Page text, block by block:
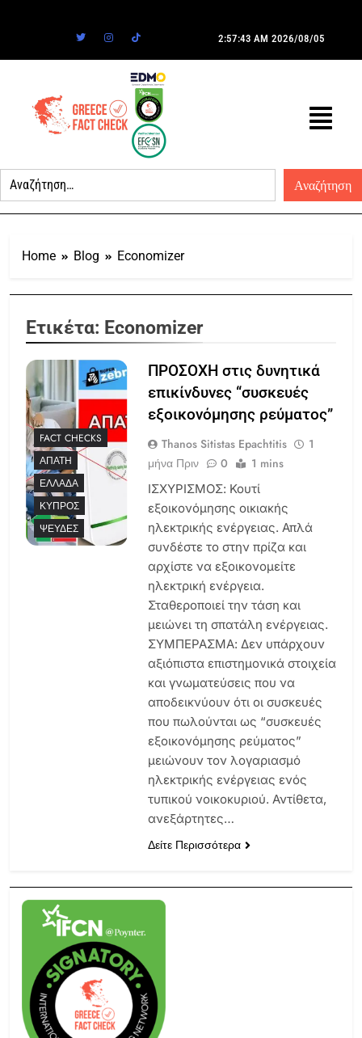
2:57:43 AM 2026/08/05
Home Blog Economizer
Ετικέτα: Economizer
FACT CHECKS
ΑΠΆΤΗ
ΕΛΛΆΔΑ
ΚΎΠΡΟΣ
ΨΕΥΔΈΣ
ΠΡΟΣΟΧΗ στις δυνητικά
επικίνδυνες “συσκευές
εξοικονόμησης ρεύματος”
Thanos Sitistas Epachtitis
1
μήνα Πριν
0 1 mins
ΙΣΧΥΡΙΣΜΟΣ: Κουτί
εξοικονόμησης οικιακής
ηλεκτρικής ενέργειας. Απλά
συνδέστε το στην πρίζα και
αρχίστε να εξοικονομείτε
ηλεκτρική ενέργεια.
Σταθεροποιεί την τάση και
μειώνει τη σπατάλη ενέργειας.
ΣΥΜΠΕΡΑΣΜΑ: Δεν υπάρχουν
αξιόπιστα επιστημονικά στοιχεία
και γνωματεύσεις που να
αποδεικνύουν ότι οι συσκευές
που πωλούνται ως “συσκευές
εξοικονόμησης ρεύματος”
μειώνουν τον λογαριασμό
ηλεκτρικής ενέργειας ενός
τυπικού νοικοκυριού. Αντίθετα,
ανεξάρτητες…
Δείτε Περισσότερα